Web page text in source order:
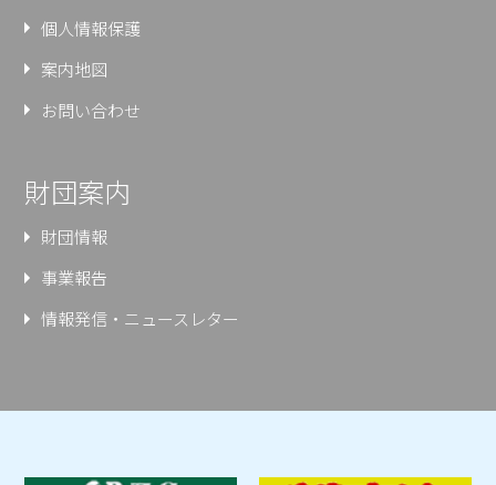
個人情報保護
案内地図
お問い合わせ
財団案内
財団情報
事業報告
情報発信・ニュースレター